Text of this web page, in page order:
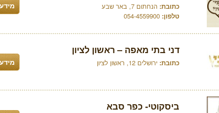
כתובת: הנחתום 7, באר שבע
טלפון: 054-4559900
דני בתי מאפה – ראשון לציון
כתובת: ירושלים 12, ראשון לציון
ביסקוטי- כפר סבא